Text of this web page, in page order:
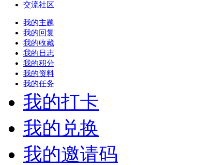
交流社区
我的主题
我的回复
我的收藏
我的日志
我的积分
我的资料
我的任务
我的打卡
我的兑换
我的邀请码